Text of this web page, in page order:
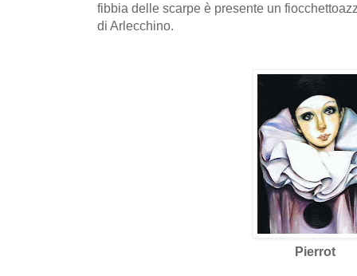
fibbia delle scarpe è presente un
di Arlecchino.
Pierrot